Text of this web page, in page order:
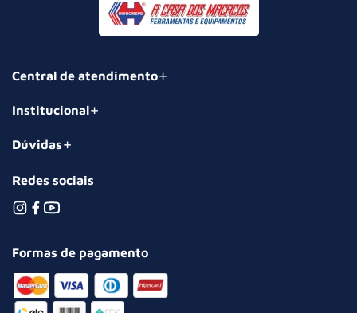
Central de atendimento
Institucional
Dúvidas
Redes sociais
Formas de pagamento